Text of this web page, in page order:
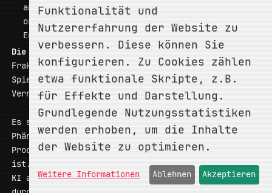
angeblich keine Software mehr, sondern
orchestrieren Agenten-Teams in persistenten
Edit-Test-Fix-Schleifen.
Die dogmatische Spaltung:Die „Agentic Engineering“
Fraktion schimpft Vibe Coding „unverantwortliches
Spielzeug“, während die Tech-Bros dass Bollwerk der
Vernunft als bürokratisches Over-Engineering abtun.
Es sind zwei unterschiedliche Blicke auf dasselbe
Phänomen: die Tatsache, dass die rein manuelle
Produktion von Syntax im Grunde irrelevant geworden
ist. Beide Sichtweisen erkennen den Siegeszug von
KI an. Doch statt diesen Shift intellektuell zu
Funktionalität und
Nutzererfahrung der Website zu
verbessern. Diese können Sie
konfigurieren. Zu Cookies zählen
etwa funktionale Skripte, z.B.
für Effekte und Darstellung.
Grundlegende Nutzungsstatistiken
werden erhoben, um die Inhalte
der Website zu optimieren.
Weitere Informationen Ablehnen Akzeptieren